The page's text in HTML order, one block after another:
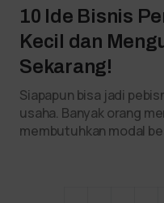
10 Ide Bisnis
Kecil dan
Sekarang!
Siapapun bisa jadi
usaha. Banyak orang
membutuhkan modal